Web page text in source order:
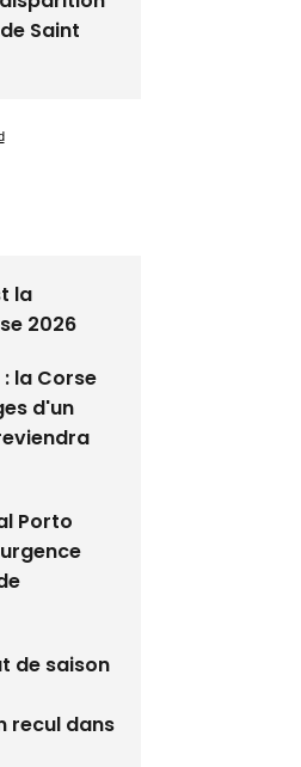
Saint
la
2026
: la Corse
d'un
Porto
de saison
recul dans